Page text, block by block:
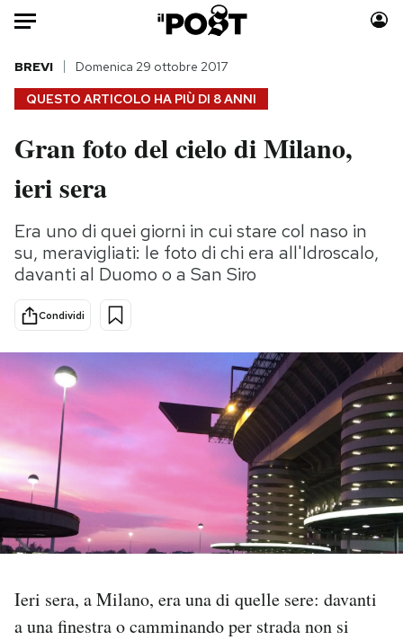
Auto
HOME
Italia
Politica
Tecnologia
Internet
Scienza
Cultura
Economia
Moda
Storie/Idee
Ok Boomer!
Media
Mondiali calcio 2026
PODCAST
NEWSLETTER
I MIEI PREFERITI
SHOP
QUESTO ARTICOLO HA PIÙ DI 8 ANNI
BREVI Domenica 29 ottobre 2017
Gran foto del cielo di Milano,
ieri sera
Era uno di quei giorni in cui stare col naso in
su, meravigliati: le foto di chi era all'Idroscalo,
davanti al Duomo o a San Siro
Condividi
Ieri sera, a Milano, era una di quelle sere: davanti
a una finestra o camminando per strada non si